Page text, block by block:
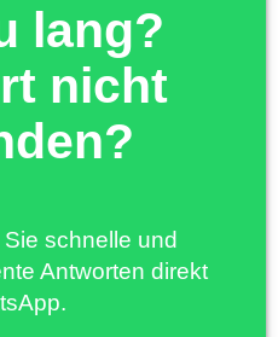
lang?
nicht
schnelle und
Antworten direkt